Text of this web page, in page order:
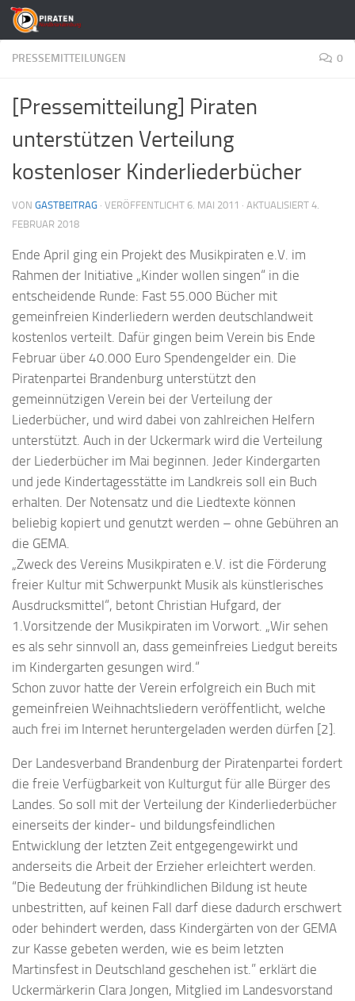
Zum Inhalt springen
PRESSEMITTEILUNGEN 0
[Pressemitteilung] Piraten
unterstützen Verteilung
kostenloser Kinderliederbücher
VON GASTBEITRAG · VERÖFFENTLICHT 6. MAI 2011 · AKTUALISIERT 4.
FEBRUAR 2018
Ende April ging ein Projekt des Musikpiraten e.V. im
Rahmen der Initiative „Kinder wollen singen“ in die
entscheidende Runde: Fast 55.000 Bücher mit
gemeinfreien Kinderliedern werden deutschlandweit
kostenlos verteilt. Dafür gingen beim Verein bis Ende
Februar über 40.000 Euro Spendengelder ein. Die
Piratenpartei Brandenburg unterstützt den
gemeinnützigen Verein bei der Verteilung der
Liederbücher, und wird dabei von zahlreichen Helfern
unterstützt. Auch in der Uckermark wird die Verteilung
der Liederbücher im Mai beginnen. Jeder Kindergarten
und jede Kindertagesstätte im Landkreis soll ein Buch
erhalten. Der Notensatz und die Liedtexte können
beliebig kopiert und genutzt werden – ohne Gebühren an
die GEMA.
„Zweck des Vereins Musikpiraten e.V. ist die Förderung
freier Kultur mit Schwerpunkt Musik als künstlerisches
Ausdrucksmittel“, betont Christian Hufgard, der
1.Vorsitzende der Musikpiraten im Vorwort. „Wir sehen
es als sehr sinnvoll an, dass gemeinfreies Liedgut bereits
im Kindergarten gesungen wird.“
Schon zuvor hatte der Verein erfolgreich ein Buch mit
gemeinfreien Weihnachtsliedern veröffentlicht, welche
auch frei im Internet heruntergeladen werden dürfen [2].
Der Landesverband Brandenburg der Piratenpartei fordert
die freie Verfügbarkeit von Kulturgut für alle Bürger des
Landes. So soll mit der Verteilung der Kinderliederbücher
einerseits der kinder- und bildungsfeindlichen
Entwicklung der letzten Zeit entgegengewirkt und
anderseits die Arbeit der Erzieher erleichtert werden.
“Die Bedeutung der frühkindlichen Bildung ist heute
unbestritten, auf keinen Fall darf diese dadurch erschwert
oder behindert werden, dass Kindergärten von der GEMA
zur Kasse gebeten werden, wie es beim letzten
Martinsfest in Deutschland geschehen ist.” erklärt die
Uckermärkerin Clara Jongen, Mitglied im Landesvorstand